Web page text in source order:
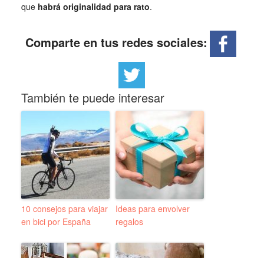
que habrá originalidad para rato.
Comparte en tus redes sociales:
También te puede interesar
10 consejos para viajar
en bici por España
Ideas para envolver
regalos